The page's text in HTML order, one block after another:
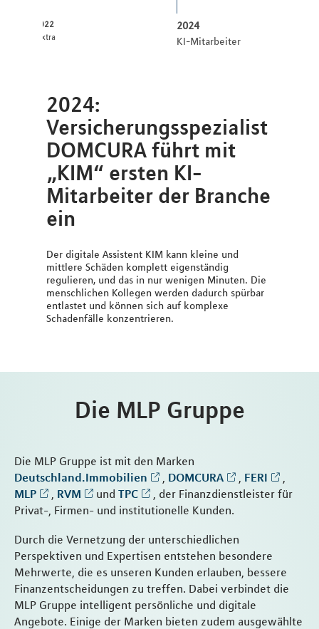
2022
:pxtra
2024
KI-Mitarbeiter
2024:
Versicherungsspezialist
DOMCURA führt mit
„KIM“ ersten KI-
Mitarbeiter der Branche
ein
Der digitale Assistent KIM kann kleine und
mittlere Schäden komplett eigenständig
regulieren, und das in nur wenigen Minuten. Die
menschlichen Kollegen werden dadurch spürbar
entlastet und können sich auf komplexe
Schadenfälle konzentrieren.
Die MLP Gruppe
Die MLP Gruppe ist mit den Marken
Deutschland.Immobilien
DOMCURA FERI
MLP
RVM und TPC
, der Finanzdienstleister für
Privat-, Firmen- und institutionelle Kunden.
Durch die Vernetzung der unterschiedlichen
Perspektiven und Expertisen entstehen besondere
Mehrwerte, die es unseren Kunden erlauben, bessere
Finanzentscheidungen zu treffen. Dabei verbindet die
MLP Gruppe intelligent persönliche und digitale
Angebote. Einige der Marken bieten zudem ausgewählte